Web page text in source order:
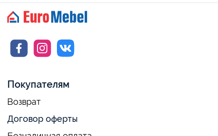
Покупателям
Возврат
Договор оферты